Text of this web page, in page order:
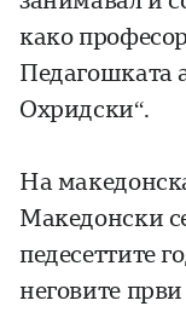
како
Педагошката
Охридски“.
На
Македонски
педесеттите
неговите